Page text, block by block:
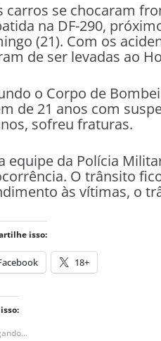
carros se chocaram
na DF-290,
(21). Com os
de ser levadas ao
o Corpo de
de 21 anos com
sofreu fraturas.
equipe da Polícia
O trânsito
às vítimas, o
isso:
18+